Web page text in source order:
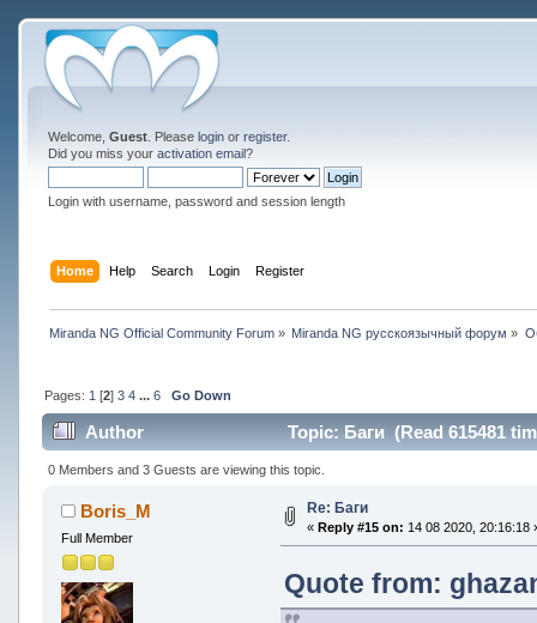
Welcome, Guest. Please loginor register.
Did you miss your activation email?
Login with username, password and session length
Home Help Search Login Register
Miranda NG Official Community Forum» Miranda NG русскоязычный форум »
Pages: 1 [2] 3 4 ... 6 Go Down
Author Topic: Баги (Read 615481
0 Members and 3 Guests are viewing this topic.
Boris_M
Full Member
Re: Баги
« Reply #15 on: 14 08 2020, 20:16:18
Quote from: